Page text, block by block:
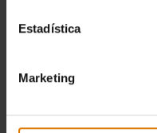
Estadística
Marketing